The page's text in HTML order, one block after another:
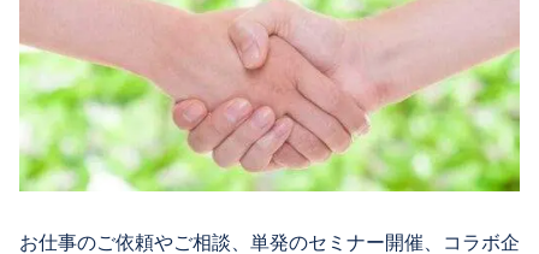
お仕事のご依頼やご相談、単発のセミナー開催、コラボ企